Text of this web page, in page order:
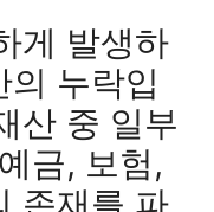
게 발생하
누락입
산 중 일부
금, 보험,
존재를 파